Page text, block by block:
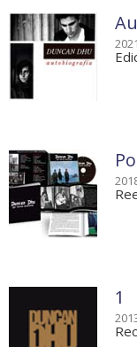
2021
1